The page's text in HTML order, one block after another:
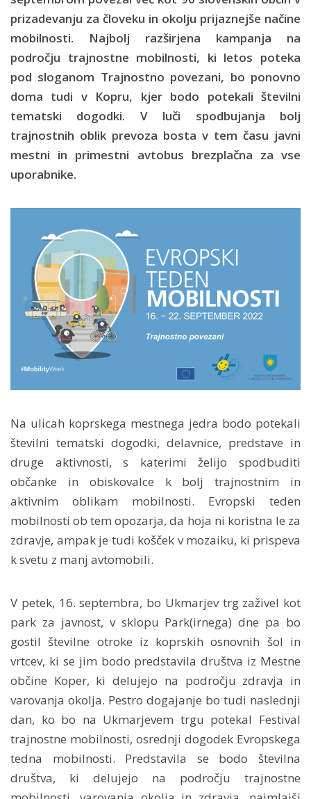
prizadevanju za človeku in okolju prijaznejše načine
mobilnosti. Najbolj razširjena kampanja na
področju trajnostne mobilnosti, ki letos poteka
pod sloganom Trajnostno povezani, bo ponovno
doma tudi v Kopru, kjer bodo potekali številni
tematski dogodki. V luči spodbujanja bolj
trajnostnih oblik prevoza bosta v tem času javni
mestni in primestni avtobus brezplačna za vse
uporabnike.
Na ulicah koprskega mestnega jedra bodo potekali
številni tematski dogodki, delavnice, predstave in
druge aktivnosti, s katerimi želijo spodbuditi
občanke in obiskovalce k bolj trajnostnim in
aktivnim oblikam mobilnosti. Evropski teden
mobilnosti ob tem opozarja, da hoja ni koristna le za
zdravje, ampak je tudi košček v mozaiku, ki prispeva
k svetu z manj avtomobili.
V petek, 16. septembra, bo Ukmarjev trg zaživel kot
park za javnost, v sklopu Park(irnega) dne pa bo
gostil številne otroke iz koprskih osnovnih šol in
vrtcev, ki se jim bodo predstavila društva iz Mestne
občine Koper, ki delujejo na področju zdravja in
varovanja okolja. Pestro dogajanje bo tudi naslednji
dan, ko bo na Ukmarjevem trgu potekal Festival
trajnostne mobilnosti, osrednji dogodek Evropskega
tedna mobilnosti. Predstavila se bodo številna
društva, ki delujejo na področju trajnostne